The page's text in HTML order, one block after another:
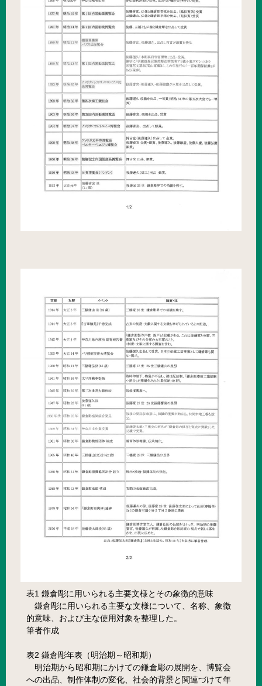
表1 鎌倉彫に用いられる主要文様とその象徴的意味
鎌倉彫に用いられる主要な文様について、名称、象徴
的意味、および主な使用対象を整理した。
筆者作成
表2 鎌倉彫年表（明治期～昭和期）
明治期から昭和期にかけての鎌倉彫の展開を、博覧会
への出品、制作体制の変化、社会的背景と関連づけて年